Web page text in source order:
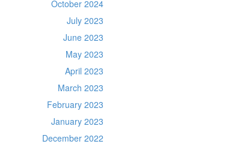
October 2024
July 2023
June 2023
May 2023
April 2023
March 2023
February 2023
January 2023
December 2022